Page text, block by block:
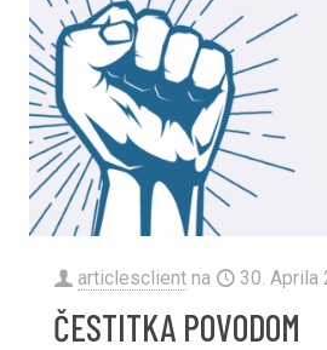
articlesclient na 30. Aprila
ČESTITKA POVODOM